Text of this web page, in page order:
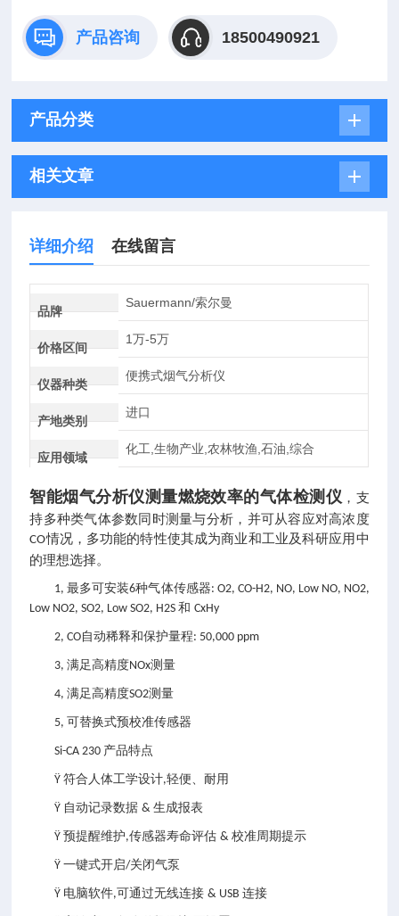
产品咨询 18500490921
产品分类
相关文章
详细介绍 在线留言
品牌
Sauermann/索尔曼
价格区间
1万-5万
仪器种类
便携式烟气分析仪
产地类别
进口
应用领域
化工,生物产业,农林牧渔,石油,综合
智能烟气分析仪测量燃烧效率的气体检测仪 ， 支
持多种类气体参数同时测量与分析，并可从容应对高浓度
CO情况，多功能的特性使其成为商业和工业及科研应用中
的理想选择。
1,最多可安装6种气体传感器: O2, CO-H2, NO, Low NO, NO2,
Low NO2, SO2, Low SO2, H2S和CxHy
2, CO自动稀释和保护量程: 50,000 ppm
3,满足高精度NOx测量
4,满足高精度SO2测量
5, 可替换式预校准传感器
Si-CA 230 产品特点
Ÿ符合人体工学设计,轻便、耐用
Ÿ 自动记录数据&生成报表
Ÿ预提醒维护,传感器寿命评估&校准周期提示
Ÿ一键式开启/关闭气泵
Ÿ 电脑软件,可通过无线连接& USB连接